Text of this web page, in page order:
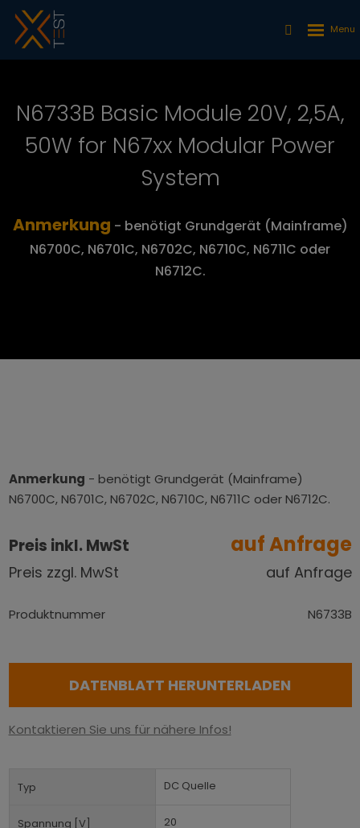
N6733B Basic Module 20V, 2,5A,
50W for N67xx Modular Power
System
Anmerkung - benötigt Grundgerät (Mainframe)
N6700C, N6701C, N6702C, N6710C, N6711C oder
N6712C.
Anmerkung - benötigt Grundgerät (Mainframe)
N6700C, N6701C, N6702C, N6710C, N6711C oder N6712C.
Preis inkl. MwSt auf Anfrage
Preis zzgl. MwSt auf Anfrage
Produktnummer N6733B
DATENBLATT HERUNTERLADEN
Kontaktieren Sie uns für nähere Infos!
Typ DC Quelle
Spannung [V] 20